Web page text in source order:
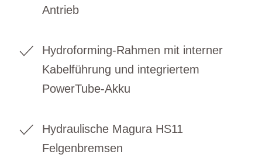
Antrieb
Hydroforming-Rahmen mit interner
Kabelführung und integriertem
PowerTube-Akku
Hydraulische Magura HS11
Felgenbremsen